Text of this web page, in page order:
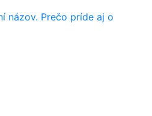
názov. Prečo príde aj o